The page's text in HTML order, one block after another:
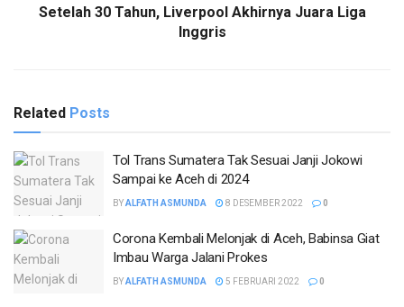
Setelah 30 Tahun, Liverpool Akhirnya Juara Liga
Inggris
Related Posts
Tol Trans Sumatera Tak Sesuai Janji Jokowi
Sampai ke Aceh di 2024
BYALFATH ASMUNDA 8 DESEMBER 2022 0
Corona Kembali Melonjak di Aceh, Babinsa Giat
Imbau Warga Jalani Prokes
BYALFATH ASMUNDA 5 FEBRUARI 2022 0